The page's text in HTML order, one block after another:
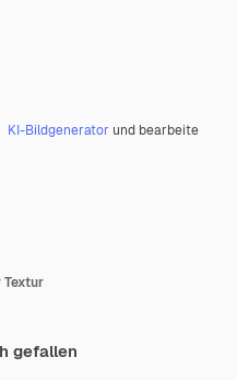
KI-Bildgenerator und bearbeite
gefallen